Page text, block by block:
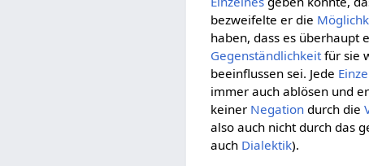
bezweifelte er die
haben, dass es überhaupt
Gegenständlichkeitfür sie
beeinflussen sei. Jede
immer auch ablösen und
keiner Negation durch die
also auch nicht durch das
auch Dialektik).